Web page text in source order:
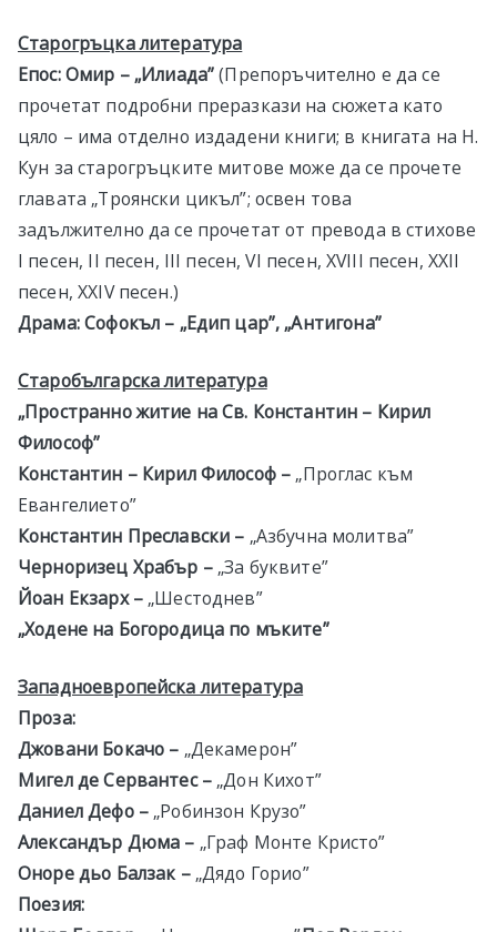
Старогръцка литература
Епос:Омир – „Илиада”(Препоръчително е да се
прочетат подробни преразкази на сюжета като
цяло – има отделно издадени книги; в книгата на Н.
Кун за старогръцките митове може да се прочете
главата „Троянски цикъл”; освен това
задължително да се прочетат от превода в стихове
I песен, II песен, III песен, VI песен, XVIII песен, XXII
песен, XXIV песен.)
Драма: Софокъл – „Едип цар”, „Антигона”
Старобългарска литература
„Пространно житие на Св. Константин – Кирил
Философ”
Константин – Кирил Философ – „Проглас към
Евангелието”
Константин Преславски – „Азбучна молитва”
Черноризец Храбър – „За буквите”
Йоан Екзарх – „Шестоднев”
„Ходене на Богородица по мъките”
Западноевропейска литература
Проза:
Джовани Бокачо – „Декамерон”
Мигел де Сервантес – „Дон Кихот”
Даниел Дефо – „Робинзон Крузо”
Александър Дюма – „Граф Монте Кристо”
Оноре дьо Балзак – „Дядо Горио”
Поезия: